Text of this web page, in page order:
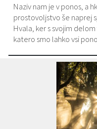
Naziv nam je v ponos, a
prostovoljstvo še naprej
Hvala, ker s svojim
katero smo lahko vsi